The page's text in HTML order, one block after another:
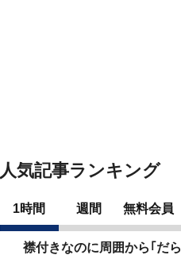
人気記事ランキング
1時間 週間 無料会員
襟付きなのに周囲から｢だら